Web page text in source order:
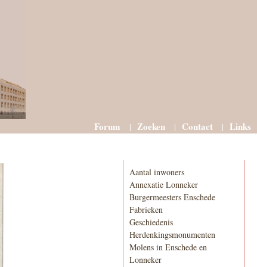
Forum Zoeken Contact Links
Aantal inwoners
Annexatie Lonneker
Burgermeesters Enschede
Fabrieken
Geschiedenis
Herdenkingsmonumenten
Molens in Enschede en
Lonneker